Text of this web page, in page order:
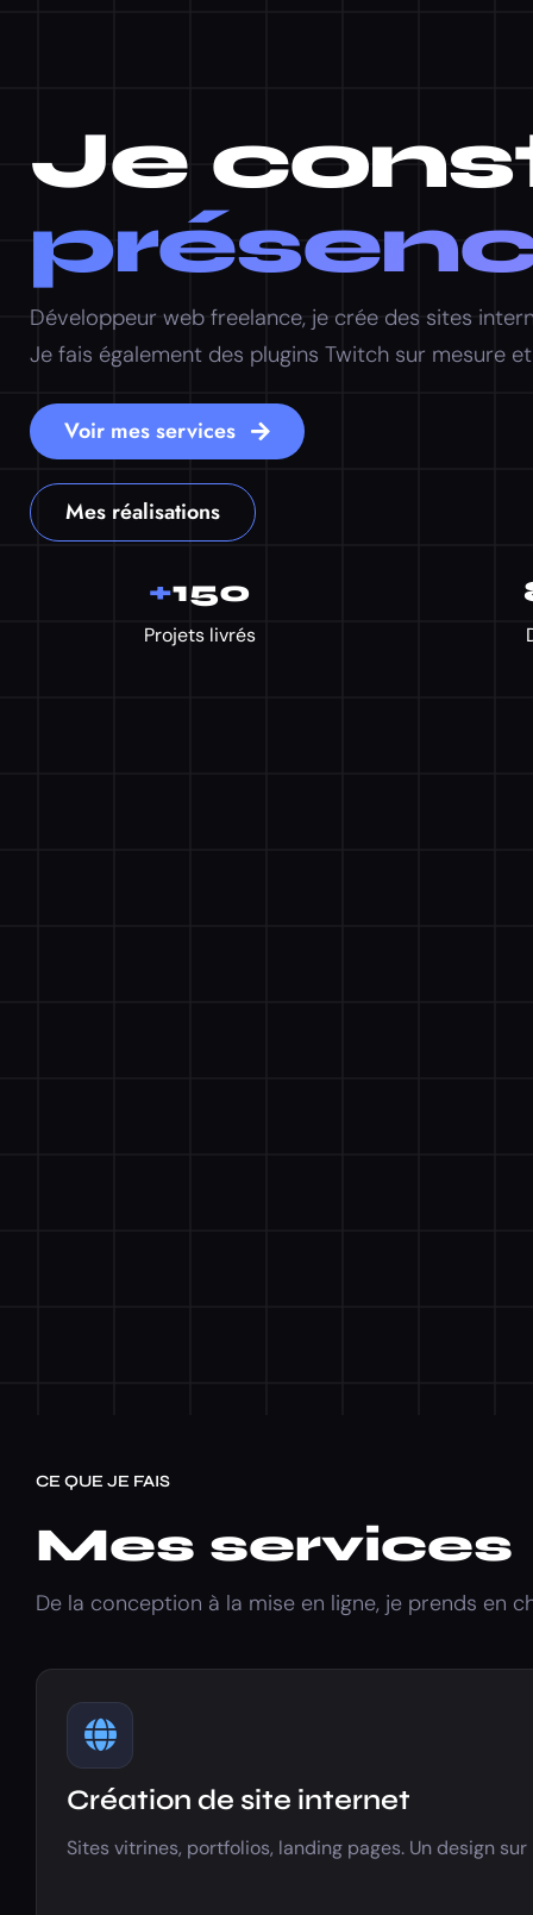
Je
Développeur web freelance, je crée des sites
Je fais également des plugins Twitch sur mesure
Voir mes services
Mes réalisations
+150
Projets livrés
CE QUE JE FAIS
Mes services
De la conception à la mise en ligne, je prends en
Création de site internet
Sites vitrines, portfolios, landing pages. Un design